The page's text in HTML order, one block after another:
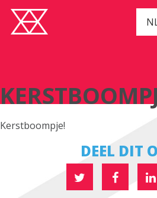
Kerstboompje!
DEEL DIT